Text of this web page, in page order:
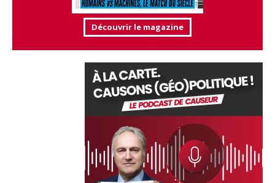
Découvrir le magazine